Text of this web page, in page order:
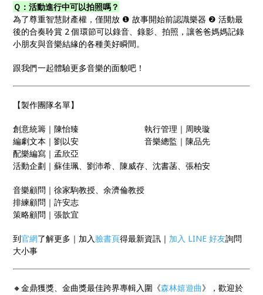
Ｑ：活動進行中可以拍照嗎？
為了尊重智慧財產權，僅開放 ❶ 故事開始前認識樂器 ❷ 活動最
後的合奏聆賞 2 個環節可以錄音、錄影、拍照，讓爸爸媽媽記錄
小朋友與音樂結緣的各種美好瞬間。
跟我們一起體驗更多音樂的面貌吧！
【製作團隊名單】
創意統籌｜陳怡臻 執行管理｜周映璇
編劇文本｜劉以安 音樂總監｜陳品先
配樂編寫｜孟欣亞
活動企劃｜蘇佳珮、劉沛希、陳威存、沈書菡、張柏安
音樂顧問｜徐家駒教授、余濟倫教授
排練顧問｜許安志
策略顧問｜張歆宜
到官網了解更多｜加入臉書頁得最新資訊｜ 加入 LINE 好友詢問
大小事
🔸金鼎獲獎、金曲獎最佳跨界專輯入圍《森林嬉遊曲》，歡迎於